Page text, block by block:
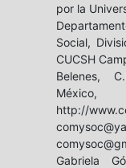
por la
Social,
CUCSH
Belenes,
México,
http://
Gabriela